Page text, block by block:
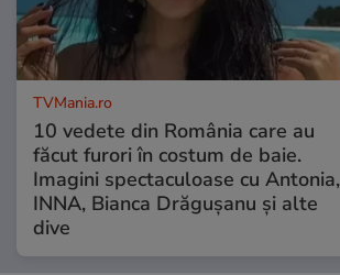
TVMania.ro
10 vedete din România care au
făcut furori în costum de baie.
Imagini spectaculoase cu Antonia,
INNA, Bianca Drăgușanu și alte
dive